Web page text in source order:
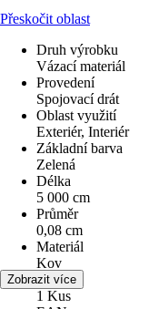
Přeskočit oblast
Druh výrobku
Vázací materiál
Provedení
Spojovací drát
Oblast využití
Exteriér, Interiér
Základní barva
Zelená
Délka
5 000 cm
Průměr
0,08 cm
Materiál
Kov
Obsah
1 Kus
Zobrazit více